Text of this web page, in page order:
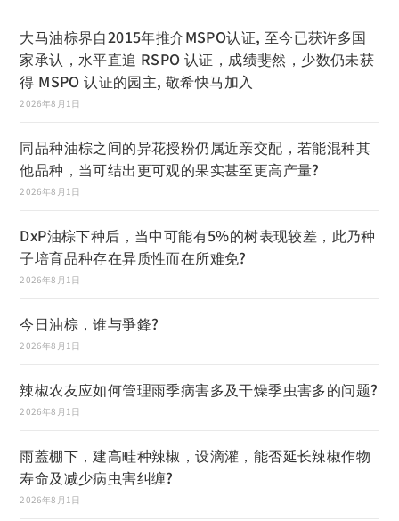
大马油棕界自2015年推介MSPO认证, 至今已获许多国
家承认，水平直追 RSPO 认证，成绩斐然，少数仍未获
得 MSPO 认证的园主, 敬希快马加入
2026年8月1日
同品种油棕之间的异花授粉仍属近亲交配，若能混种其
他品种，当可结出更可观的果实甚至更高产量?
2026年8月1日
DxP油棕下种后，当中可能有5%的树表现较差，此乃种
子培育品种存在异质性而在所难免?
2026年8月1日
今日油棕，谁与爭鋒?
2026年8月1日
辣椒农友应如何管理雨季病害多及干燥季虫害多的问题?
2026年8月1日
雨蓋棚下，建高畦种辣椒，设滴灌，能否延长辣椒作物
寿命及减少病虫害纠缠?
2026年8月1日